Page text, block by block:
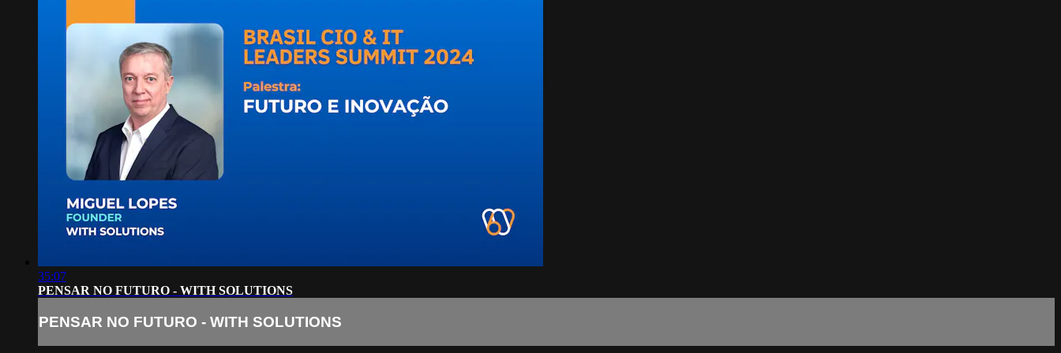
35:07
PENSAR NO FUTURO - WITH SOLUTIONS
PENSAR NO FUTURO - WITH SOLUTIONS